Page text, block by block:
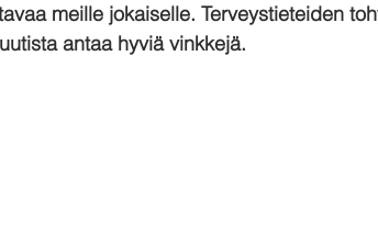
meille jokaiselle. Terveystieteiden
antaa hyviä vinkkejä.